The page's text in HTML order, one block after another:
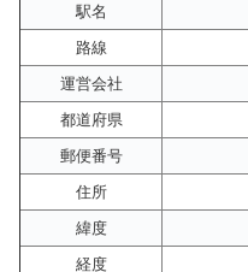
駅名
路線
運営会社
都道府県
郵便番号
住所
緯度
経度